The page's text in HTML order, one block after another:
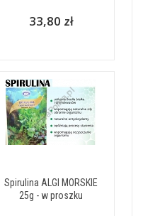
33,80 zł
Spirulina ALGI MORSKIE
25g - w proszku